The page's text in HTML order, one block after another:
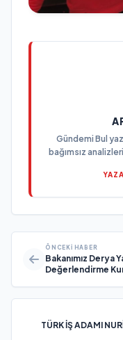
Gündemi Bul
bağımsız
ÖNCEKI HABER
Bakanımız Derya
Değerlendirme
TÜRK İŞ ADAMI